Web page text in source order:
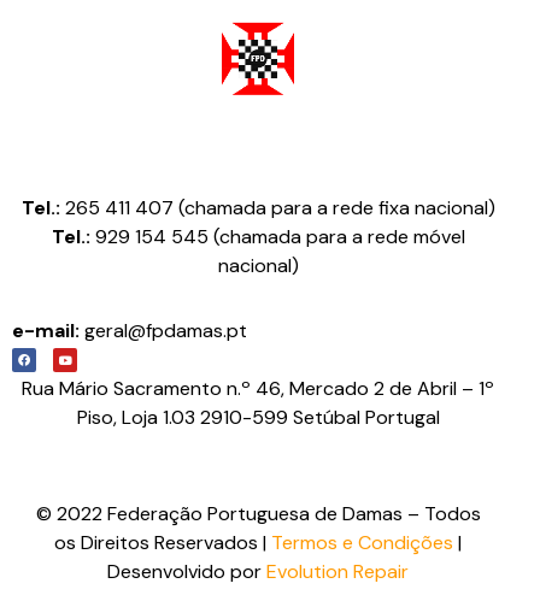
Tel.: 265 411 407 (chamada para a rede fixa nacional)
Tel.: 929 154 545 (chamada para a rede móvel
nacional)
e-mail: geral@fpdamas.pt
Rua Mário Sacramento n.º 46, Mercado 2 de Abril – 1º
Piso, Loja 1.03 2910-599 Setúbal Portugal
© 2022 Federação Portuguesa de Damas – Todos
os Direitos Reservados | Termos e Condições |
Desenvolvido porEvolution Repair